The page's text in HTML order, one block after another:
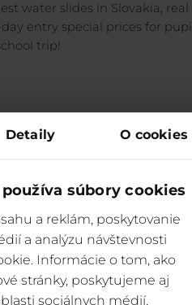
Detaily O cookies
súbory cookies
a reklám, poskytovanie
a analýzu návštevnosti
Informácie o tom, ako
stránky, poskytujeme aj
sociálnych médií,
water slides in Slovakia, real
entry special prices for
trip!